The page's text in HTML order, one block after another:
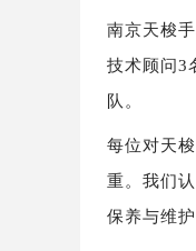
南京天梭
技术顾问3
队。
每位对天
重。我们
保养与维